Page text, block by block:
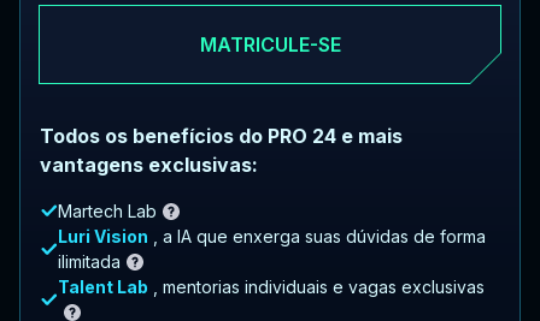
MATRICULE-SE
Todos os benefícios do PRO 24 e mais
vantagens exclusivas:
Martech Lab
Luri Vision
, a IA que enxerga suas dúvidas de forma
ilimitada
Talent Lab
, mentorias individuais e vagas exclusivas